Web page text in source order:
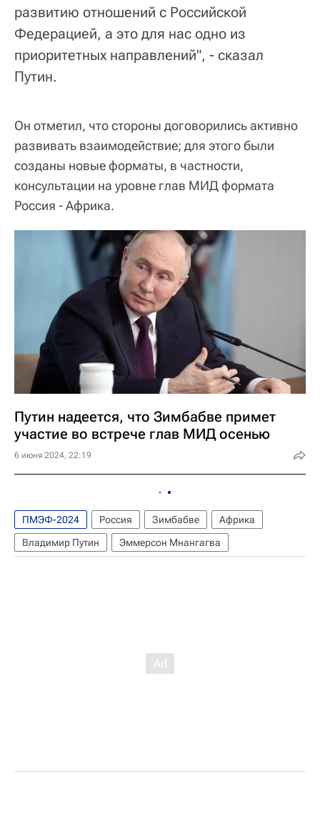
развитию отношений с Российской
Федерацией, а это для нас одно из
приоритетных направлений", - сказал
Путин.
Он отметил, что стороны договорились активно
развивать взаимодействие; для этого были
созданы новые форматы, в частности,
консультации на уровне глав МИД формата
Россия - Африка.
Путин надеется, что Зимбабве примет
участие во встрече глав МИД осенью
6 июня 2024, 22:19
ПМЭФ-2024 Россия Зимбабве
Африка
Владимир Путин
Эммерсон Мнангагва